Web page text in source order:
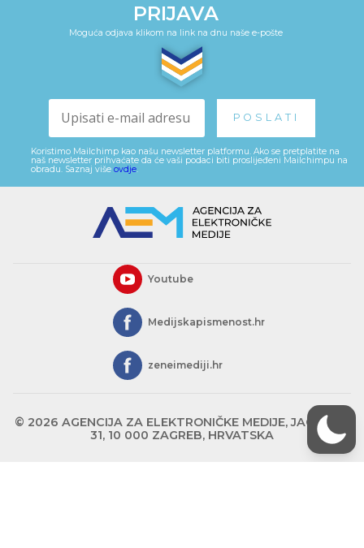
PRIJAVA
Moguća odjava klikom na link na dnu naše e-pošte
Koristimo Mailchimp kao našu newsletter platformu. Ako se pretplatite na
naš newsletter prihvaćate da će vaši podaci biti proslijeđeni Mailchimpu na
obradu. Saznaj više ovdje.
Youtube
Medijskapismenost.hr
zeneimediji.hr
© 2026 AGENCIJA ZA ELEKTRONIČKE MEDIJE, JAGIĆEVA
31, 10 000 ZAGREB, HRVATSKA